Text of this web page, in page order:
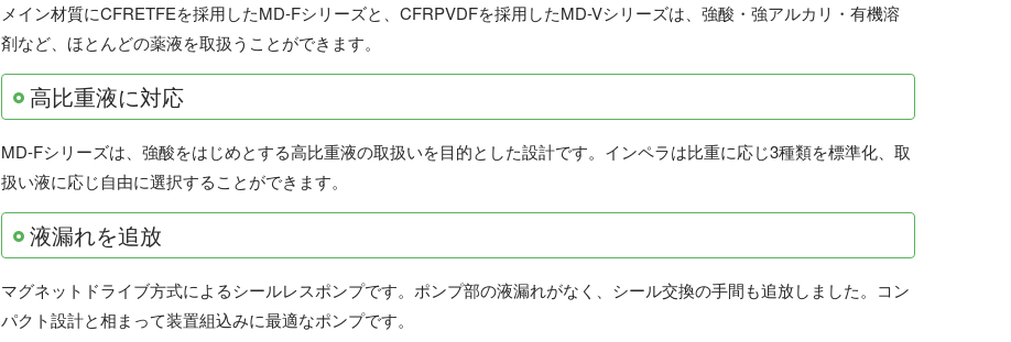
メイン材質にCFRETFEを採用したMD-Fシリーズと、CFRPVDFを採用したMD-Vシリーズは、強酸・強アルカリ・有機溶
剤など、ほとんどの薬液を取扱うことができます。
高比重液に対応
MD-Fシリーズは、強酸をはじめとする高比重液の取扱いを目的とした設計です。インペラは比重に応じ3種類を標準化、取
扱い液に応じ自由に選択することができます。
液漏れを追放
マグネットドライブ方式によるシールレスポンプです。ポンプ部の液漏れがなく、シール交換の手間も追放しました。コン
パクト設計と相まって装置組込みに最適なポンプです。